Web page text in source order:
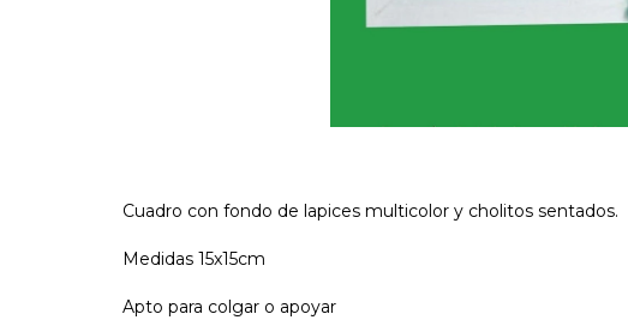
Cuadro con fondo de lapices multicolor y cholitos sentados.
Medidas 15x15cm
Apto para colgar o apoyar